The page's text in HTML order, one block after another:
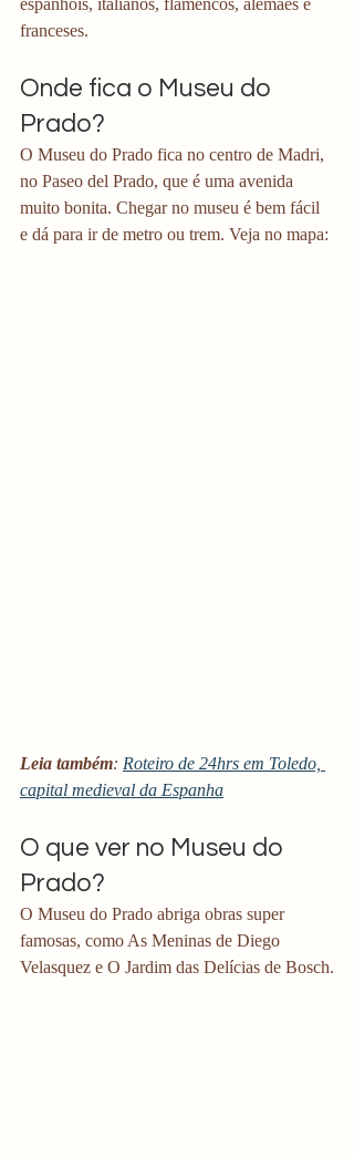
espanhóis, italianos, flamencos, alemães e
franceses.
Onde fica o Museu do
Prado?
O Museu do Prado fica no centro de Madri,
no Paseo del Prado, que é uma avenida
muito bonita. Chegar no museu é bem fácil
e dá para ir de metro ou trem. Veja no mapa:
Leia também: Roteiro de 24hrs em Toledo,
capital medieval da Espanha
O que ver no Museu do
Prado?
O Museu do Prado abriga obras super
famosas, como As Meninas de Diego
Velasquez e O Jardim das Delícias de Bosch.